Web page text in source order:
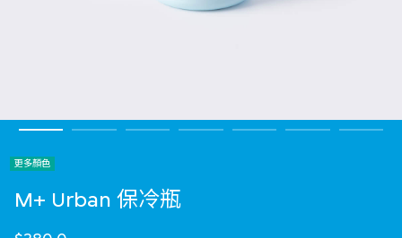
更多顏色
M+ Urban 保冷瓶